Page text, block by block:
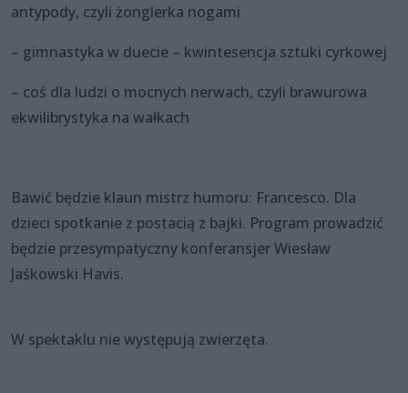
antypody, czyli żonglerka nogami
– gimnastyka w duecie – kwintesencja sztuki cyrkowej
– coś dla ludzi o mocnych nerwach, czyli brawurowa
ekwilibrystyka na wałkach
Bawić będzie klaun mistrz humoru: Francesco. Dla
dzieci spotkanie z postacią z bajki. Program prowadzić
będzie przesympatyczny konferansjer Wiesław
Jaśkowski Havis.
W spektaklu nie występują zwierzęta.